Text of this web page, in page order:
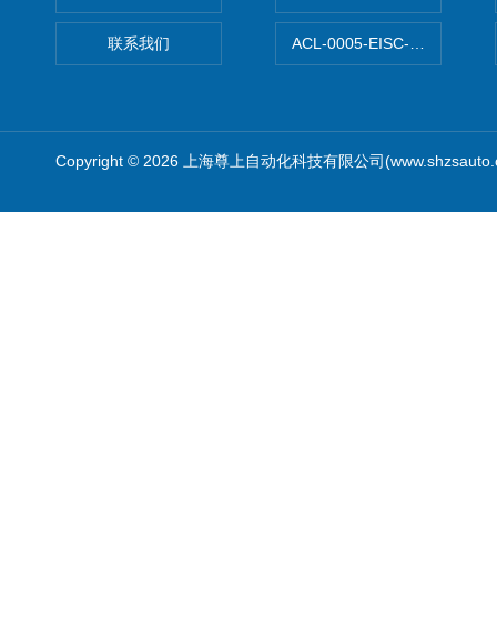
联系我们 ACL-0005-EISC-E2M8C上海
Copyright © 2026 上海尊上自动化科技有限公司